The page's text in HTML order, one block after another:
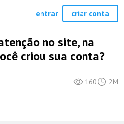
no site, na
criou sua conta?
160 2M
entrar criar conta